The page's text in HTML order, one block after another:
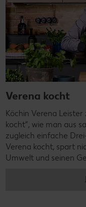
Verena kocht
Köchin Verena
kocht“, wie man aus
zugleich einfache
Verena kocht, spart
Umwelt und seinen